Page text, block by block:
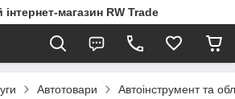
магазин RW Trade
Автотовари Автоінструмент та